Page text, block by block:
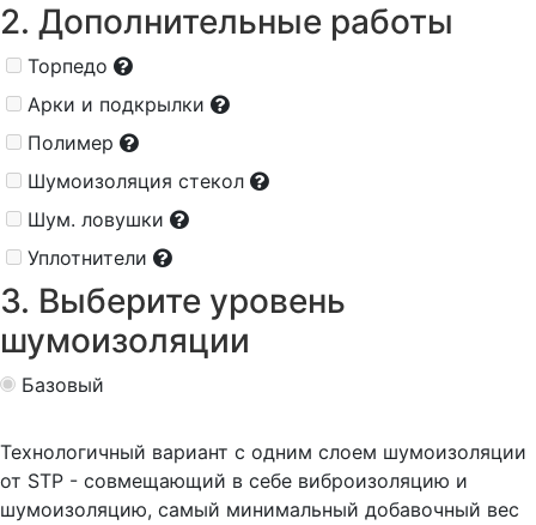
2. Дополнительные работы
Торпедо
Арки и подкрылки
Полимер
Шумоизоляция стекол
Шум. ловушки
Уплотнители
3. Выберите уровень
шумоизоляции
Базовый
Технологичный вариант с одним слоем шумоизоляции
от STP - совмещающий в себе виброизоляцию и
шумоизоляцию, самый минимальный добавочный вес